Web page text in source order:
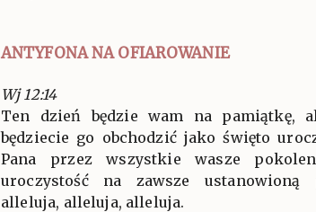
ANTYFONA NA OFIAROWANIE
Wj 12:14
Ten dzień będzie wam na pamiątkę,
będziecie go obchodzić jako święto
Pana przez wszystkie wasze
uroczystość na zawsze ustanowioną
alleluja, alleluja, alleluja.